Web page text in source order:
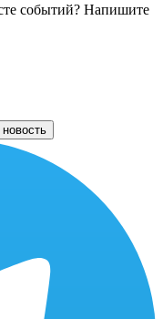
событий? Напишите